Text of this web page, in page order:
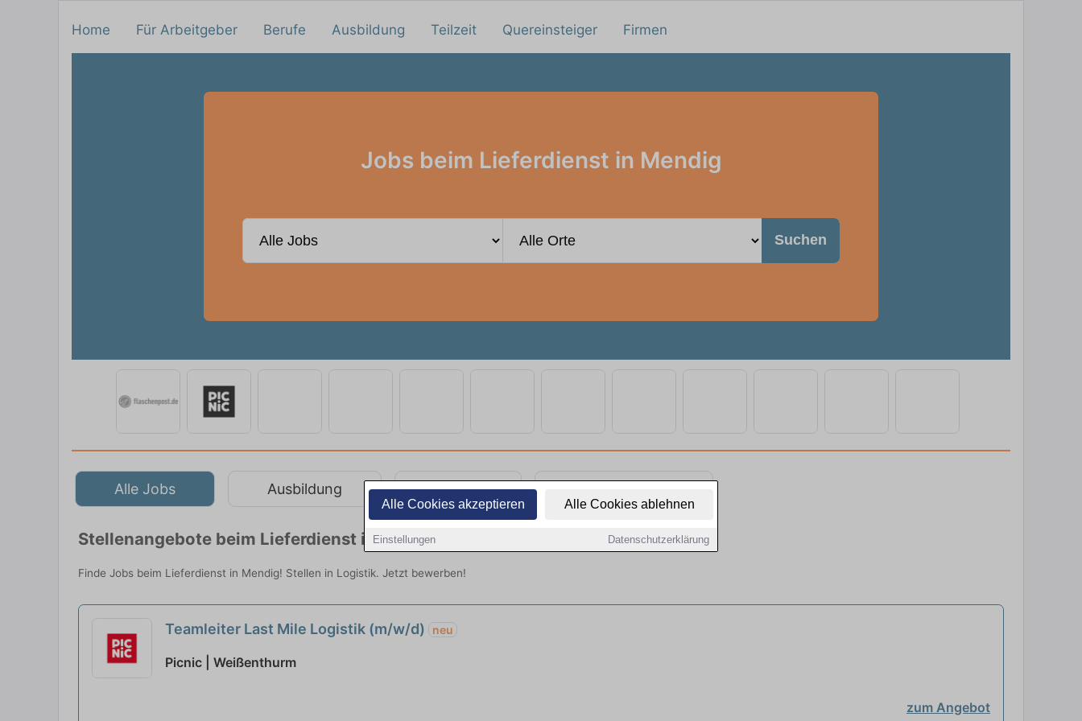
Alle Cookies akzeptieren Alle Cookies ablehnen
Einstellungen Datenschutzerklärung
Home Für Arbeitgeber Berufe Ausbildung Teilzeit Quereinsteiger Firmen
Jobs beim Lieferdienst in Mendig
Suchen
Alle Jobs Ausbildung Teilzeit
Stellenangebote beim Lieferdienst in Mendig finden
Finde Jobs beim Lieferdienst in Mendig! Stellen in Logistik. Jetzt bewerben!
Teamleiter Last Mile Logistik (m/w/d) neu
Picnic | Weißenthurm
zum Angebot